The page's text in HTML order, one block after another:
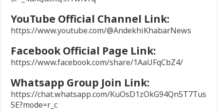
YouTube Official Channel Link:
https://www.youtube.com/@AndekhiKhabarNews
Facebook Official Page Link:
https://www.facebook.com/share/1AaUFqCbZ4/
Whatsapp Group Join Link:
https://chat.whatsapp.com/KuOsD1zOkG94Qn5T7Tus
5E?mode=r_c